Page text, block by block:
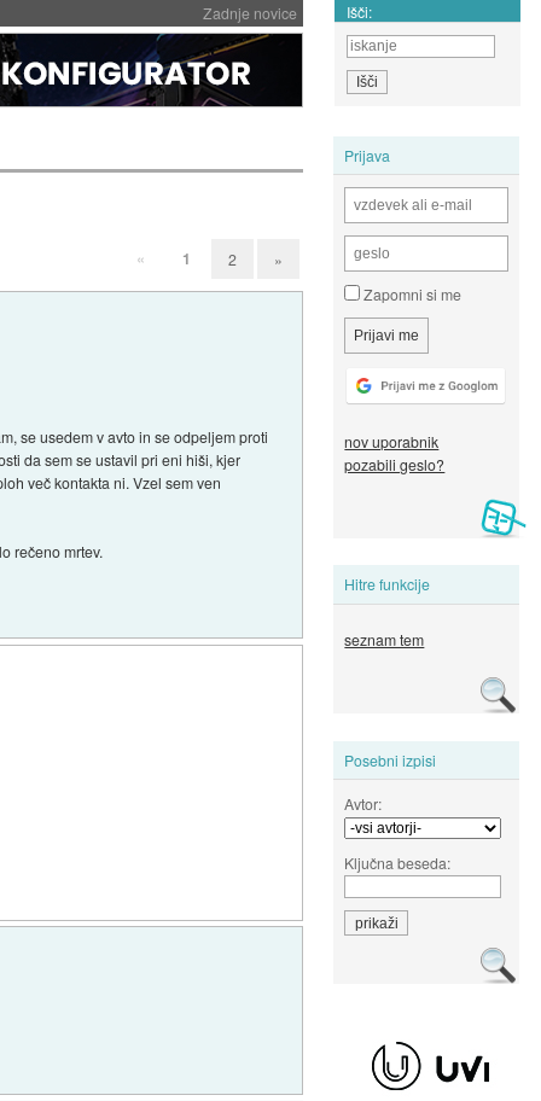
Zadnje novice Išči:
Prijava
Zapomni si me
nov uporabnik
pozabili geslo?
Hitre funkcije
seznam tem
Posebni izpisi
Avtor:
Ključna beseda:
« 1 2 »
se usedem v avto in se odpeljem proti
da sem se ustavil pri eni hiši, kjer
več kontakta ni. Vzel sem ven
rečeno mrtev.